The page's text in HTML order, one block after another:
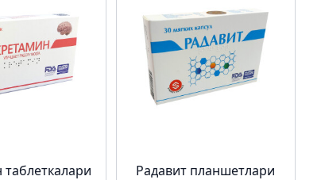
Радавит планшетлари